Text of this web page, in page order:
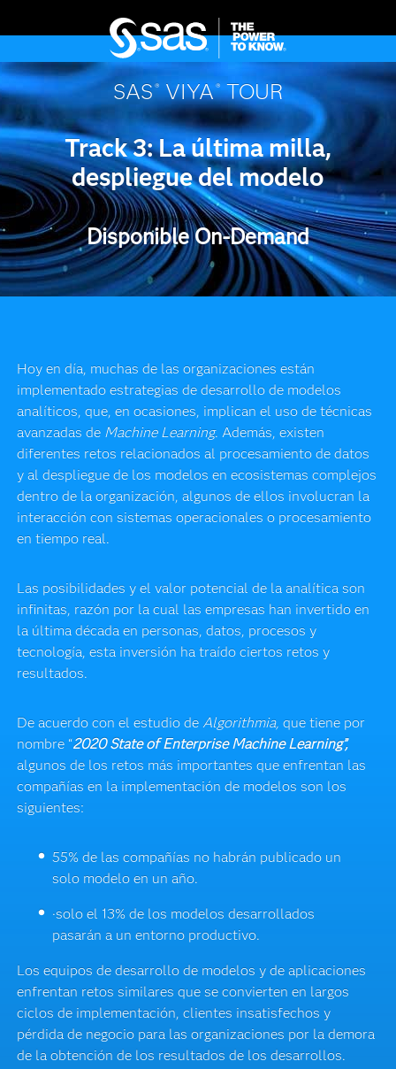
SAS®VIYA®TOUR
Track 3: La última milla,
despliegue del modelo
Disponible On-Demand
Hoy en día, muchas de las organizaciones están
implementado estrategias de desarrollo de modelos
analíticos, que, en ocasiones, implican el uso de técnicas
avanzadas de Machine Learning. Además, existen
diferentes retos relacionados al procesamiento de datos
y al despliegue de los modelos en ecosistemas complejos
dentro de la organización, algunos de ellos involucran la
interacción con sistemas operacionales o procesamiento
en tiempo real.
Las posibilidades y el valor potencial de la analítica son
infinitas, razón por la cual las empresas han invertido en
la última década en personas, datos, procesos y
tecnología, esta inversión ha traído ciertos retos y
resultados.
De acuerdo con el estudio de Algorithmia, que tiene por
nombre “2020 State of Enterprise Machine Learning”,
algunos de los retos más importantes que enfrentan las
compañías en la implementación de modelos son los
siguientes:
55% de las compañías no habrán publicado un
solo modelo en un año.
·solo el 13% de los modelos desarrollados
pasarán a un entorno productivo.
Los equipos de desarrollo de modelos y de aplicaciones
enfrentan retos similares que se convierten en largos
ciclos de implementación, clientes insatisfechos y
pérdida de negocio para las organizaciones por la demora
de la obtención de los resultados de los desarrollos.